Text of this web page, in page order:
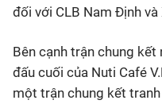
đối với CLB Nam Định và
Bên cạnh trận chung
đấu cuối của Nuti Café
một trận chung kết